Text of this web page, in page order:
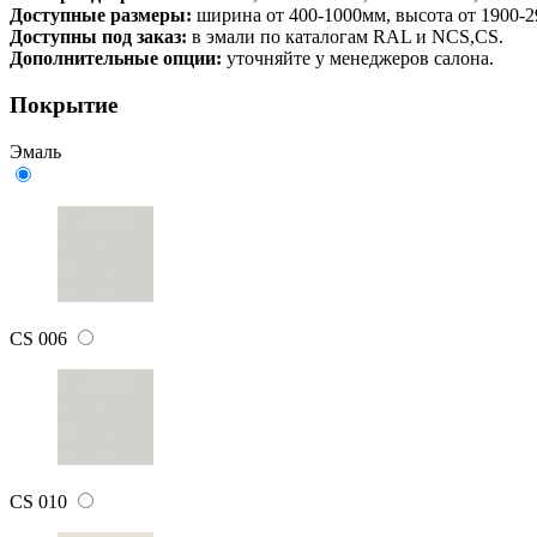
Доступные размеры: ширина от 400-1000мм, высота от 1900-
Доступны под заказ: в эмали по каталогам RAL и NCS,CS.
Дополнительные опции: уточняйте у менеджеров салона.
Покрытие
Эмаль
CS 006
CS 010